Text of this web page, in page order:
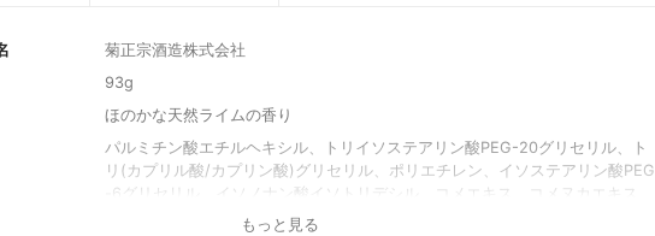
菊正宗酒造株式会社
93g
ほのかな天然ライムの香り
パルミチン酸エチルヘキシル、トリイソステアリン酸PEG-20グリセリル、ト
リ(カプリル酸/カプリン酸)グリセリル、ポリエチレン、イソステアリン酸PEG
-6グリセリル、イソノナン酸イソトリデシル、コメエキス、コメヌカエキス、
コメヌカスフィンゴ糖脂質、コメヌカ油、コメ胚芽油、酒粕エキス、加水分解
もっと見る